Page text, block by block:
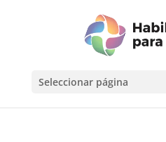
Seleccionar página